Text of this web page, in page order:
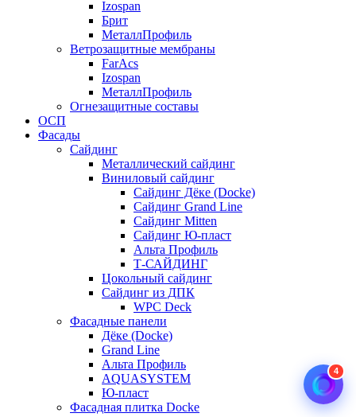
Izospan
Брит
МеталлПрофиль
Ветрозащитные мембраны
FarAcs
Izospan
МеталлПрофиль
Огнезащитные составы
ОСП
Фасады
Сайдинг
Металлический сайдинг
Виниловый сайдинг
Сайдинг Дёке (Docke)
Сайдинг Grand Line
Сайдинг Mitten
Сайдинг Ю-пласт
Альта Профиль
Т-САЙДИНГ
Цокольный сайдинг
Сайдинг из ДПК
WPC Deck
Фасадные панели
Дёке (Docke)
Grand Line
Альта Профиль
AQUASYSTEM
Ю-пласт
Фасадная плитка Docke
4